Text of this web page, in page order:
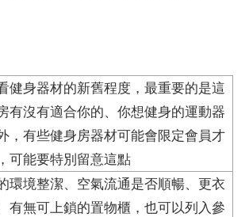
健身器材的新舊程度，最重要的是這
有沒有適合你的、你想健身的運動器
，有些健身房器材可能會限定會員才
可能要特別留意這點
環境整潔、空氣流通是否順暢、更衣
有無可上鎖的置物櫃，也可以列入參